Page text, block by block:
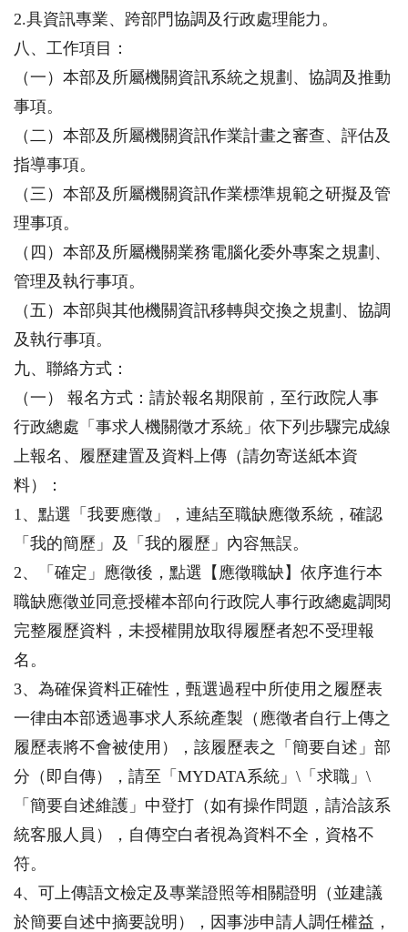
2.具資訊專業、跨部門協調及行政處理能力。
八、工作項目：
（一）本部及所屬機關資訊系統之規劃、協調及推動
事項。
（二）本部及所屬機關資訊作業計畫之審查、評估及
指導事項。
（三）本部及所屬機關資訊作業標準規範之研擬及管
理事項。
（四）本部及所屬機關業務電腦化委外專案之規劃、
管理及執行事項。
（五）本部與其他機關資訊移轉與交換之規劃、協調
及執行事項。
九、聯絡方式：
（一） 報名方式：請於報名期限前，至行政院人事
行政總處「事求人機關徵才系統」依下列步驟完成線
上報名、履歷建置及資料上傳（請勿寄送紙本資
料）：
1、點選「我要應徵」，連結至職缺應徵系統，確認
「我的簡歷」及「我的履歷」內容無誤。
2、「確定」應徵後，點選【應徵職缺】依序進行本
職缺應徵並同意授權本部向行政院人事行政總處調閱
完整履歷資料，未授權開放取得履歷者恕不受理報
名。
3、為確保資料正確性，甄選過程中所使用之履歷表
一律由本部透過事求人系統產製（應徵者自行上傳之
履歷表將不會被使用），該履歷表之「簡要自述」部
分（即自傳），請至「MYDATA系統」\「求職」\
「簡要自述維護」中登打（如有操作問題，請洽該系
統客服人員），自傳空白者視為資料不全，資格不
符。
4、可上傳語文檢定及專業證照等相關證明（並建議
於簡要自述中摘要說明），因事涉申請人調任權益，